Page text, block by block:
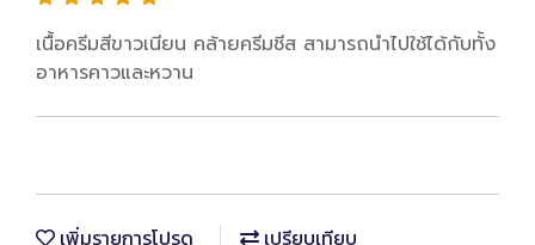
เนื้อครีมสีขาวเนียน คล้ายครีมชีส สามารถนำไปใช้ได้กับทั้ง
อาหารคาวและหวาน
เพิ่มรายการโปรด เปรียบเทียบ